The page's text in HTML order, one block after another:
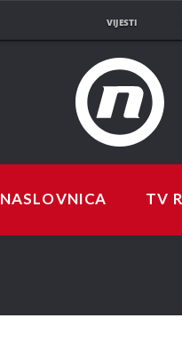
VIJESTI
NASLOVNICA TV